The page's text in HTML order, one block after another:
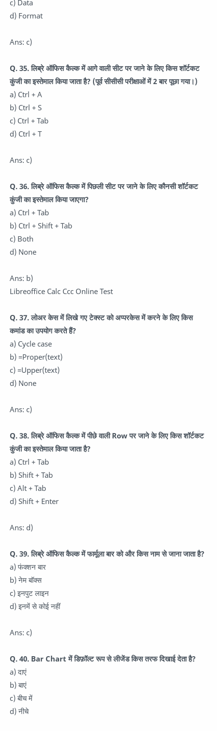
c) Data
d) Format
Ans: c)
Q. 35. लिब्रे ऑफिस कैल्क में आगे वाली सीट पर जाने के लिए किस शॉर्टकट
कुंजी का इस्तेमाल किया जाता है? (पूर्व सीसीसी परीक्षाओं में 2 बार पूछा गया।)
a) Ctrl + A
b) Ctrl + S
c) Ctrl + Tab
d) Ctrl + T
Ans: c)
Q. 36. लिब्रे ऑफिस कैल्क में पिछली सीट पर जाने के लिए कौनसी शॉर्टकट
कुंजी का इस्तेमाल किया जाएगा?
a) Ctrl + Tab
b) Ctrl + Shift + Tab
c) Both
d) None
Ans: b)
Libreoffice Calc Ccc Online Test
Q. 37. लोअर केस में लिखे गए टेक्स्ट को अप्परकेस में करने के लिए किस
कमांड का उपयोग करते हैं?
a) Cycle case
b) =Proper(text)
c) =Upper(text)
d) None
Ans: c)
Q. 38. लिब्रे ऑफिस कैल्क में पीछे वाली Row पर जाने के लिए किस शॉर्टकट
कुंजी का इस्तेमाल किया जाता है?
a) Ctrl + Tab
b) Shift + Tab
c) Alt + Tab
d) Shift + Enter
Ans: d)
Q. 39. लिब्रे ऑफिस कैल्क में फार्मूला बार को और किस नाम से जाना जाता है?
a) फंक्शन बार
b) नेम बॉक्स
c) इनपुट लाइन
d) इनमें से कोई नहीं
Ans: c)
Q. 40. Bar Chart में डिफ़ॉल्ट रूप से लीजेंड किस तरफ दिखाई देता है?
a) दाएं
b) बाएं
c) बीच में
d) नीचे